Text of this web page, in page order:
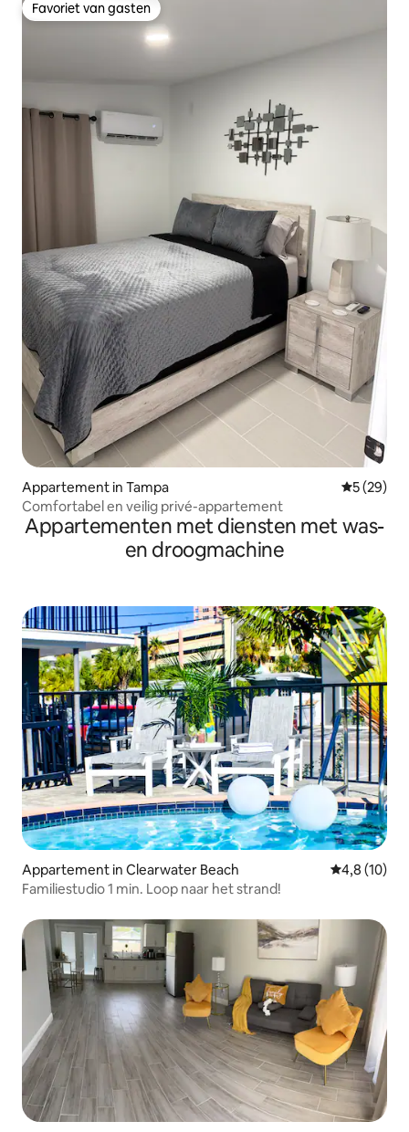
Favoriet van gasten
Favoriet van gasten
Appartement in Tampa
5 (29)
Comfortabel en veilig privé-appartement
Appartementen met diensten met was-
en droogmachine
Appartement in Clearwater Beach
4,8 (10)
Familiestudio 1 min. Loop naar het strand!